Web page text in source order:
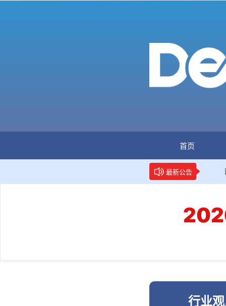
首页
最新公告
新华网权威报道：两项
行业